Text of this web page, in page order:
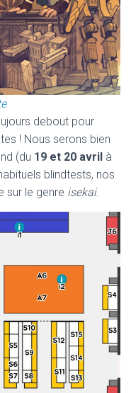
debout pour
! Nous serons bien
(du 19 et 20 avril à
blindtests, nos
sur le genre isekai.